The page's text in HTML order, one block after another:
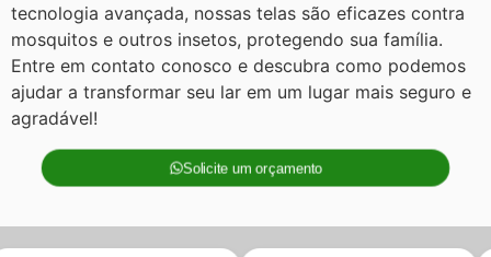
tecnologia avançada, nossas telas são eficazes contra
mosquitos e outros insetos, protegendo sua família.
Entre em contato conosco e descubra como podemos
ajudar a transformar seu lar em um lugar mais seguro e
agradável!
Solicite um orçamento